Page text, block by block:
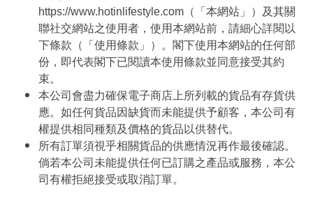
https://www.hotinlifestyle.com（「本網站」）及其關
聯社交網站之使用者，使用本網站前，請細心詳閱以
下條款（「使用條款」）。閣下使用本網站的任何部
份，即代表閣下已閱讀本使用條款並同意接受其約
束。
本公司會盡力確保電子商店上所列載的貨品有存貨供
應。如任何貨品因缺貨而未能提供予顧客，本公司有
權提供相同種類及價格的貨品以供替代。
所有訂單須視乎相關貨品的供應情況再作最後確認。
倘若本公司未能提供任何已訂購之產品或服務，本公
司有權拒絕接受或取消訂單。